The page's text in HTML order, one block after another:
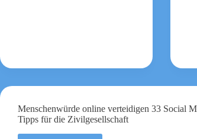
Menschenwürde online verteidigen 33 Social
Tipps für die Zivilgesellschaft